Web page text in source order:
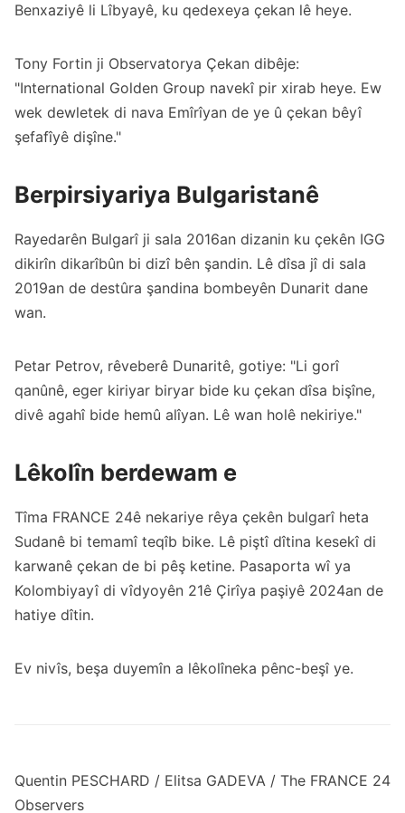
Benxaziyê li Lîbyayê, ku qedexeya çekan lê heye.
Tony Fortin ji Observatorya Çekan dibêje:
"International Golden Group navekî pir xirab heye. Ew
wek dewletek di nava Emîrîyan de ye û çekan bêyî
şefafîyê dişîne."
Berpirsiyariya Bulgaristanê
Rayedarên Bulgarî ji sala 2016an dizanin ku çekên IGG
dikirîn dikarîbûn bi dizî bên şandin. Lê dîsa jî di sala
2019an de destûra şandina bombeyên Dunarit dane
wan.
Petar Petrov, rêveberê Dunaritê, gotiye: "Li gorî
qanûnê, eger kiriyar biryar bide ku çekan dîsa bişîne,
divê agahî bide hemû alîyan. Lê wan holê nekiriye."
Lêkolîn berdewam e
Tîma FRANCE 24ê nekariye rêya çekên bulgarî heta
Sudanê bi temamî teqîb bike. Lê piştî dîtina kesekî di
karwanê çekan de bi pêş ketine. Pasaporta wî ya
Kolombiyayî di vîdyoyên 21ê Çirîya paşiyê 2024an de
hatiye dîtin.
Ev nivîs, beşa duyemîn a lêkolîneka pênc-beşî ye.
Quentin PESCHARD / Elitsa GADEVA / The FRANCE 24
Observers